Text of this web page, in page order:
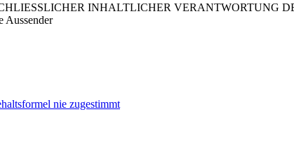
INHALTLICHER VERANTWORTUNG
Aussender
nie zugestimmt